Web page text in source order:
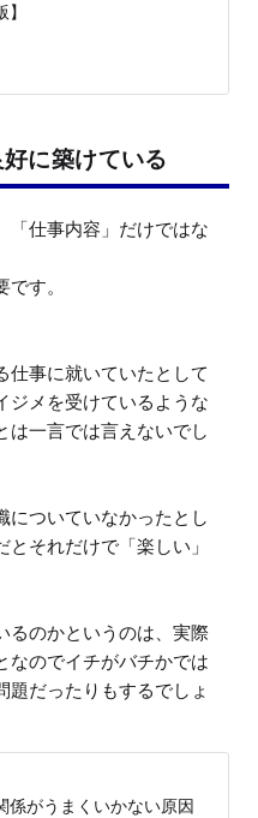
に築けている
「仕事内容」だけではな
す。
仕事に就いていたとして
ジメを受けているような
は一言では言えないでし
についていなかったとし
それだけで「楽しい」
るのかというのは、実際
なのでイチがバチかでは
題だったりもするでしょ
係がうまくいかない原因